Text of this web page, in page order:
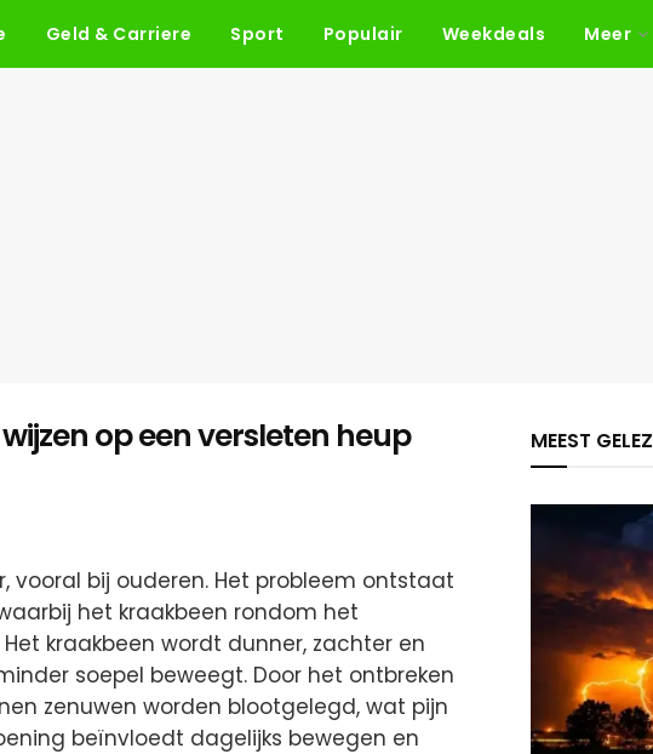
Geld & Carriere Sport Populair Weekdeals Meer
op een versleten heup
vooral bij ouderen. Het probleem ontstaat
het kraakbeen rondom het
kraakbeen wordt dunner, zachter en
soepel beweegt. Door het ontbreken
zenuwen worden blootgelegd, wat pijn
beïnvloedt dagelijks bewegen en
MEEST